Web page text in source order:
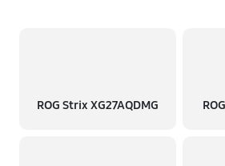
ROG Strix XG27AQDMG